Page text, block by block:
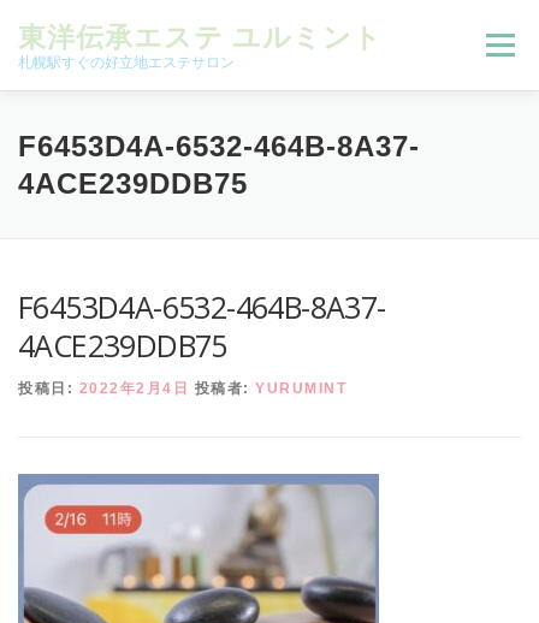
東洋伝承エステ ユルミント
札幌駅すぐの好立地エステサロン
メニュー
初回限定お試しコース（ご新規様限定）
オンラインメニュー アクセス よくある質問
F6453D4A-6532-464B-8A37-
4ACE239DDB75
F6453D4A-6532-464B-8A37-
4ACE239DDB75
投稿日: 2022年2月4日 投稿者: YURUMINT